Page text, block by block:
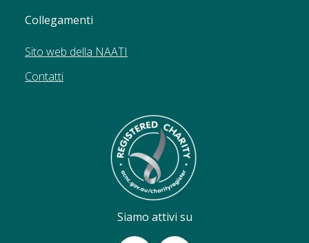
Collegamenti
Sito web della NAATI
Contatti
Siamo attivi su